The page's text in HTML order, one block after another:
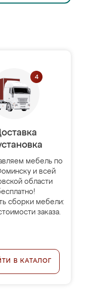
мебель по
и всей
области
сборки мебели:
заказа.
В КАТАЛОГ